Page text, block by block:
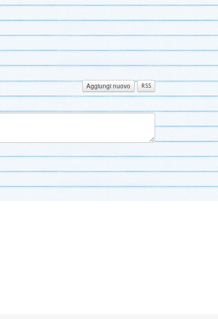
Aggiungi nuovo RSS